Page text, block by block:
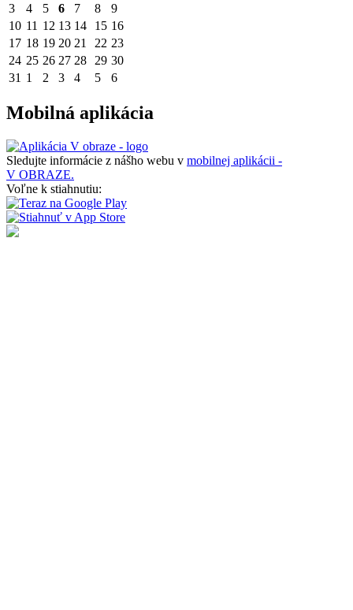
3
4 5 6 7 8
9
10 11 12 13 14 15 16
17 18 19 20 21 22 23
24 25 26 27 28 29 30
31 1 2 3 4 5 6
Mobilná aplikácia
Sledujte informácie z nášho webu v mobilnej aplikácii -
V OBRAZE.
Voľne k stiahnutiu: